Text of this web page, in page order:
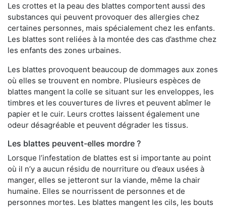
Les crottes et la peau des blattes comportent aussi des
substances qui peuvent provoquer des allergies chez
certaines personnes, mais spécialement chez les enfants.
Les blattes sont reliées à la montée des cas d’asthme chez
les enfants des zones urbaines.
Les blattes provoquent beaucoup de dommages aux zones
où elles se trouvent en nombre. Plusieurs espèces de
blattes mangent la colle se situant sur les enveloppes, les
timbres et les couvertures de livres et peuvent abîmer le
papier et le cuir. Leurs crottes laissent également une
odeur désagréable et peuvent dégrader les tissus.
Les blattes peuvent-elles mordre ?
Lorsque l’infestation de blattes est si importante au point
où il n’y a aucun résidu de nourriture ou d’eaux usées à
manger, elles se jetteront sur la viande, même la chair
humaine. Elles se nourrissent de personnes et de
personnes mortes. Les blattes mangent les cils, les bouts